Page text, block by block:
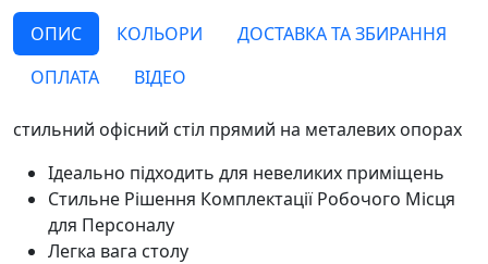
ОПИС КОЛЬОРИ
ДОСТАВКА ТА ЗБИРАННЯ
ОПЛАТА
ВІДЕО
стильний офісний стіл прямий на металевих опорах
Ідеально підходить для невеликих приміщень
Стильне Рішення Комплектації Робочого Місця
для Персоналу
Легка вага столу